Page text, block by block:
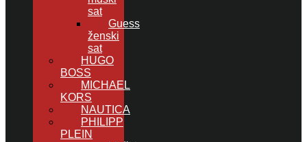
sat
Guess
ženski
sat
HUGO
BOSS
MICHAEL
KORS
NAUTICA
PHILIPP
PLEIN